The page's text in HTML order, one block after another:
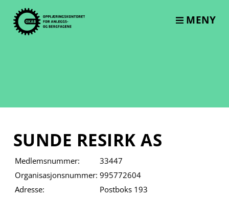
content
MENY
SUNDE RESIRK AS
Medlemsnummer:
33447
Organisasjonsnummer: 995772604
Adresse:
Postboks 193